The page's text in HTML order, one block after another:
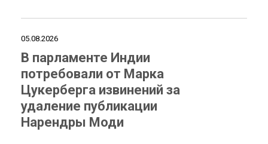
05.08.2026
В парламенте Индии
потребовали от Марка
Цукерберга извинений за
удаление публикации
Нарендры Моди